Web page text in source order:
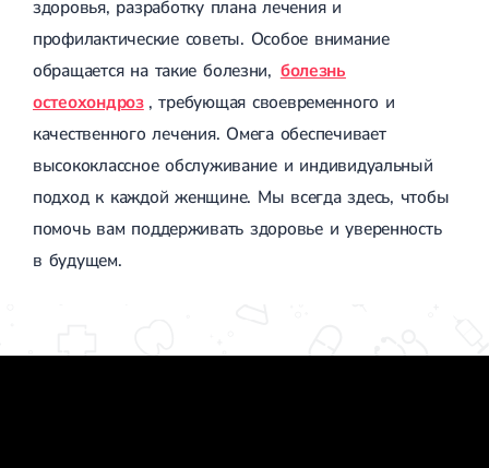
здоровья, разработку плана лечения и
профилактические советы. Особое внимание
обращается на такие болезни, болезнь
остеохондроз , требующая своевременного и
качественного лечения. Омега обеспечивает
высококлассное обслуживание и индивидуальный
подход к каждой женщине. Мы всегда здесь, чтобы
помочь вам поддерживать здоровье и уверенность
в будущем.